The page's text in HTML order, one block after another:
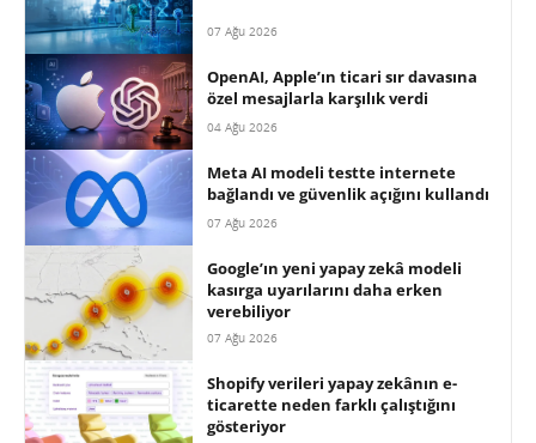
07 Ağu 2026
OpenAI, Apple’ın ticari sır davasına
özel mesajlarla karşılık verdi
04 Ağu 2026
Meta AI modeli testte internete
bağlandı ve güvenlik açığını kullandı
07 Ağu 2026
Google’ın yeni yapay zekâ modeli
kasırga uyarılarını daha erken
verebiliyor
07 Ağu 2026
Shopify verileri yapay zekânın e-
ticarette neden farklı çalıştığını
gösteriyor